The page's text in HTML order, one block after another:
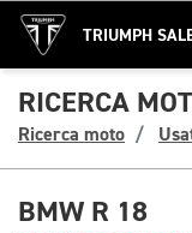
TRIUMPH
RICERCA
Ricerca moto
BMW R 18